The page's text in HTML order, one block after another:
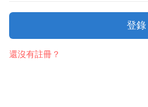
登錄
還沒有註冊？